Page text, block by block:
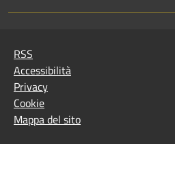
RSS
Accessibilità
Privacy
Cookie
Mappa del sito